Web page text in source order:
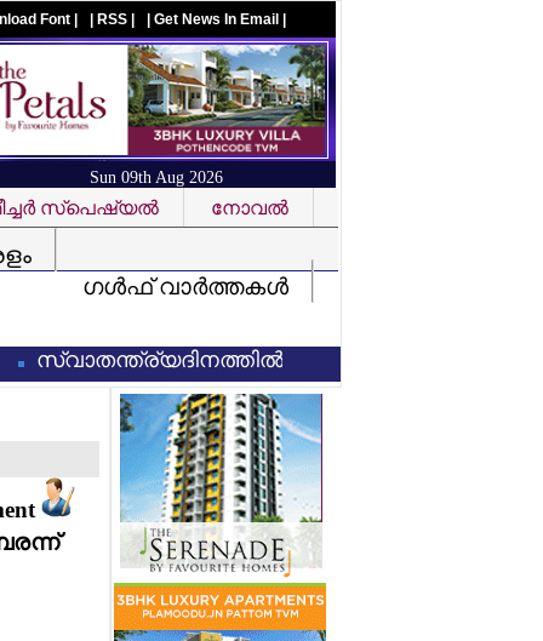
Font | | RSS | | Get News In Email |
Sun 09th Aug 2026
സ്‌പെഷ്യല്‍
നോവല്‍
ഗള്‍ഫ് വാര്‍ത്തകള്‍
സ്വാതന്ത്ര്യദിനത്തില്‍ വന്ദേമാതരം